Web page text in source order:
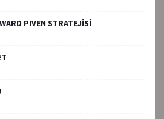
PIVEN STRATEJİSİ